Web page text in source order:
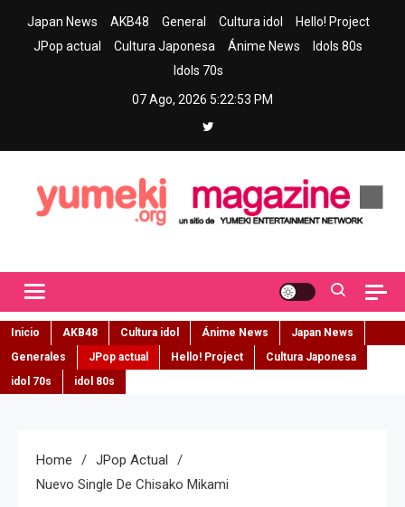
Japan News AKB48 General Cultura idol
Hello! Project
JPop actual
Cultura Japonesa Ánime News
Idols 80s
Idols 70s
07 Ago, 2026 5:22:54 PM
Inicio AKB48 Cultura idol Ánime News
Japan News
Generales
JPop actual Hello! Project
Cultura Japonesa
idol 70s
idol 80s
Home
JPop Actual
Nuevo Single De Chisako Mikami